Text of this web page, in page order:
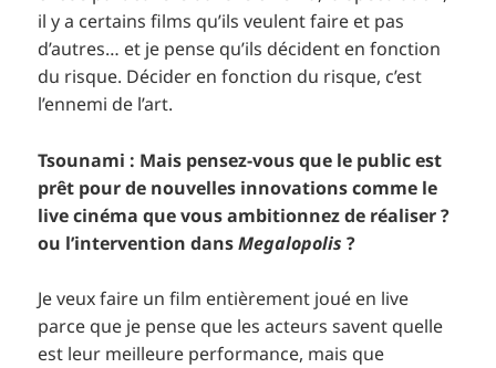
il y a certains films qu’ils veulent faire et pas
d’autres… et je pense qu’ils décident en fonction
du risque. Décider en fonction du risque, c’est
l’ennemi de l’art.
Tsounami : Mais pensez-vous que le public est
prêt pour de nouvelles innovations comme le
live cinéma que vous ambitionnez de réaliser ?
ou l’intervention dansMegalopolis ?
Je veux faire un film entièrement joué en live
parce que je pense que les acteurs savent quelle
est leur meilleure performance, mais que